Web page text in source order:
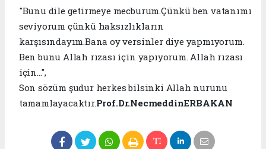
"Bunu dile getirmeye mecburum.Çünkü ben vatanımı
seviyorum çünkü haksızlıkların
karşısındayım.Bana oy versinler diye yapmıyorum.
Ben bunu Allah rızası için yapıyorum. Allah rızası
için...",
Son sözüm şudur herkes bilsinki Allah nurunu
tamamlayacaktır.Prof.Dr.NecmeddinERBAKAN